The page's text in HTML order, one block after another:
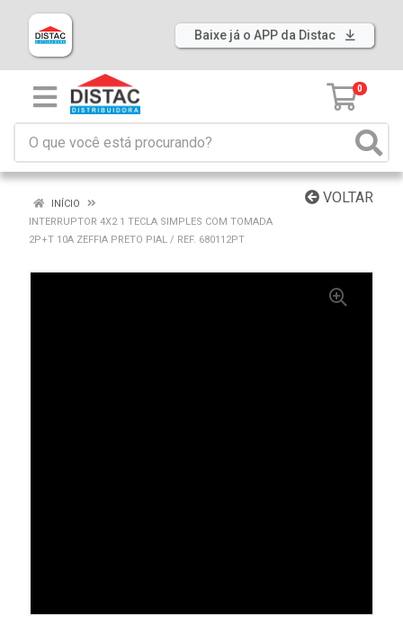
Baixe já o APP da Distac
0
VOLTAR
INÍCIO
INTERRUPTOR 4X2 1 TECLA SIMPLES COM TOMADA
2P+T 10A ZEFFIA PRETO PIAL / REF. 680112PT